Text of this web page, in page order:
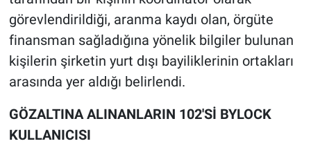
görevlendirildiği, aranma kaydı olan, örgüte
finansman sağladığına yönelik bilgiler bulunan
kişilerin şirketin yurt dışı bayiliklerinin ortakları
arasında yer aldığı belirlendi.
GÖZALTINA ALINANLARIN 102'Sİ BYLOCK
KULLANICISI